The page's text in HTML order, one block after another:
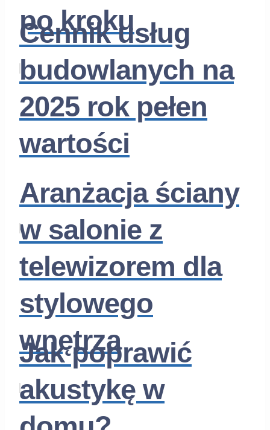
po kroku
Cennik usług
budowlanych na
2025 rok pełen
wartości
Aranżacja ściany
w salonie z
telewizorem dla
stylowego
wnętrza
Jak poprawić
akustykę w